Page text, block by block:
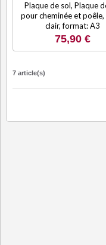
Plaque de sol, Plaque
pour cheminée et
clair, format: A3
75,90 €
7 article(s)